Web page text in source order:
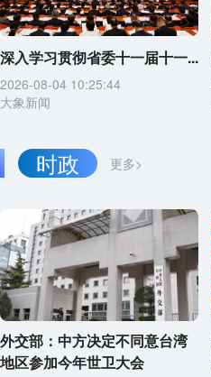
深入学习贯彻省委十一届十一...
2026-08-04 10:25:44
大象新闻
更多>
时政
外交部：中方决定不同意台湾
地区参加今年世卫大会